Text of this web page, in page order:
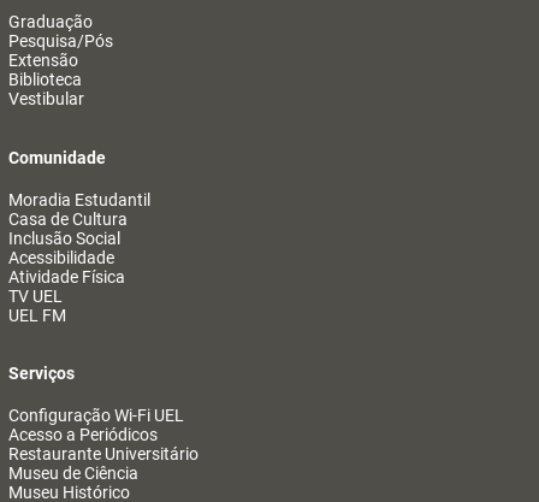
Graduação
Pesquisa/Pós
Extensão
Biblioteca
Vestibular
Comunidade
Moradia Estudantil
Casa de Cultura
Inclusão Social
Acessibilidade
Atividade Física
TV UEL
UEL FM
Serviços
Configuração Wi-Fi UEL
Acesso a Periódicos
Restaurante Universitário
Museu de Ciência
Museu Histórico